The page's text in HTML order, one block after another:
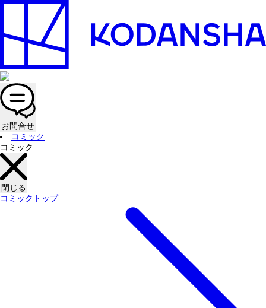
お問合せ
コミック
コミック
閉じる
コミックトップ